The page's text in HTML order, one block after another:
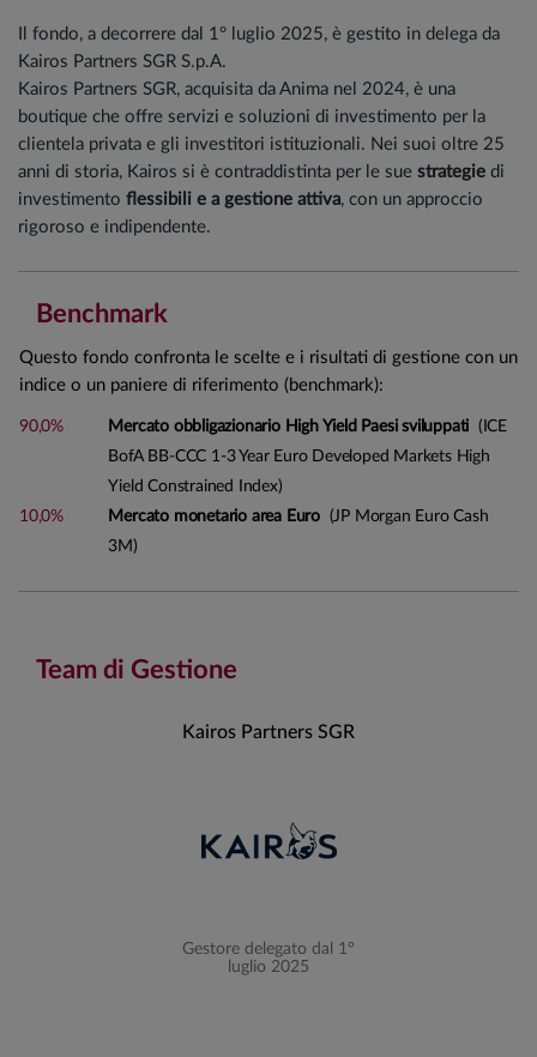
Il fondo, a decorrere dal 1° luglio 2025, è gestito in delega da
Kairos Partners SGR S.p.A.
Kairos Partners SGR, acquisita da Anima nel 2024, è una
boutique che offre servizi e soluzioni di investimento per la
clientela privata e gli investitori istituzionali. Nei suoi oltre 25
anni di storia, Kairos si è contraddistinta per le sue strategie di
investimento flessibili e a gestione attiva, con un approccio
rigoroso e indipendente.
Benchmark
Questo fondo confronta le scelte e i risultati di gestione con un
indice o un paniere di riferimento (benchmark):
90,0% Mercato obbligazionario High Yield Paesi sviluppati (ICE
BofA BB-CCC 1-3 Year Euro Developed Markets High
Yield Constrained Index)
10,0%
Mercato monetario area Euro (JP Morgan Euro Cash
3M)
Team di Gestione
Kairos Partners SGR
Gestore delegato dal 1°
luglio 2025